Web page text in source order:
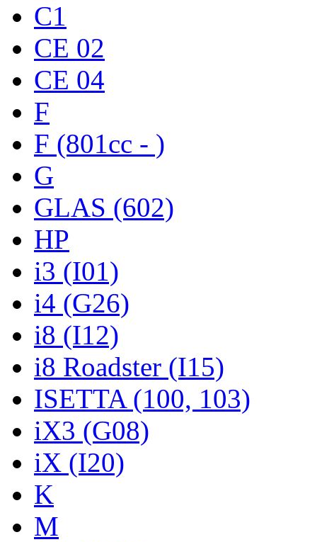
C1
CE 02
CE 04
F
F (801cc - )
G
GLAS (602)
HP
i3 (I01)
i4 (G26)
i8 (I12)
i8 Roadster (I15)
ISETTA (100, 103)
iX3 (G08)
iX (I20)
K
M